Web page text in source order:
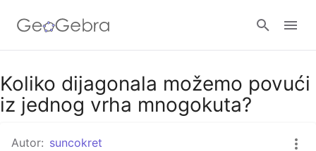
Google Classroom
Koliko dijagonala možemo povući
iz jednog vrha mnogokuta?
Autor: suncokret